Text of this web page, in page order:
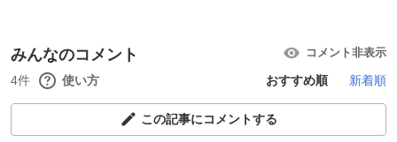
みんなのコメント コメント非表示
4件 使い方 おすすめ順 新着順
この記事にコメントする